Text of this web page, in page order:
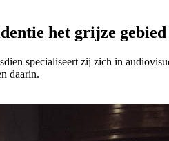
het grijze
specialiseert zij zich in
daarin.